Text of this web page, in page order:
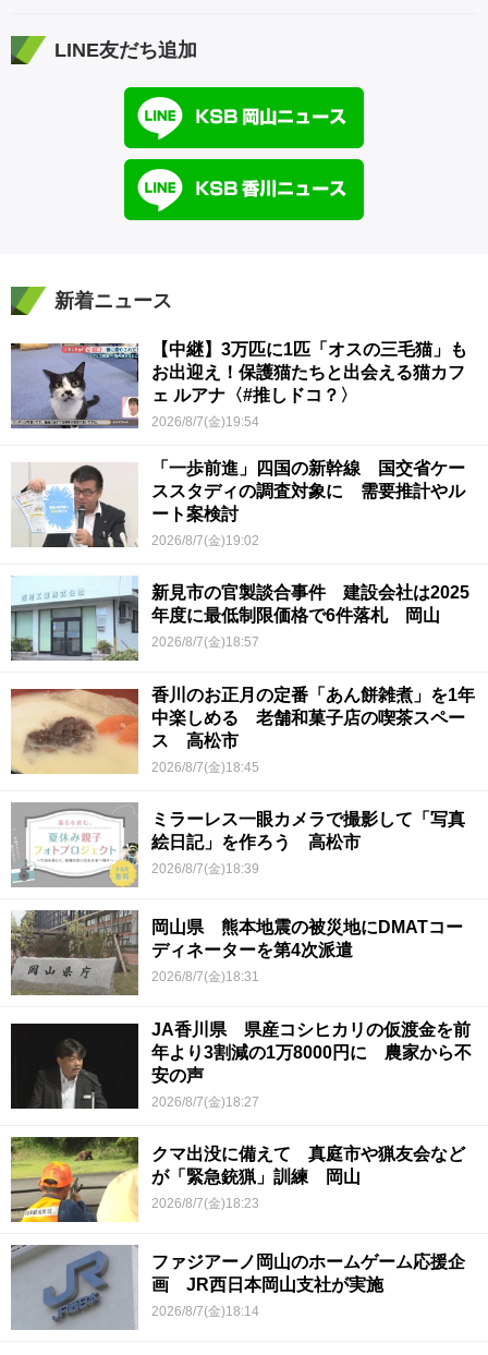
LINE友だち追加
新着ニュース
【中継】3万匹に1匹「オスの三毛猫」も
お出迎え！保護猫たちと出会える猫カフ
ェ ルアナ〈#推しドコ？〉
2026/8/7(金)19:54
「一歩前進」四国の新幹線 国交省ケー
ススタディの調査対象に 需要推計やル
ート案検討
2026/8/7(金)19:02
新見市の官製談合事件 建設会社は2025
年度に最低制限価格で6件落札 岡山
2026/8/7(金)18:57
香川のお正月の定番「あん餅雑煮」を1年
中楽しめる 老舗和菓子店の喫茶スペー
ス 高松市
2026/8/7(金)18:45
ミラーレス一眼カメラで撮影して「写真
絵日記」を作ろう 高松市
2026/8/7(金)18:39
岡山県 熊本地震の被災地にDMATコー
ディネーターを第4次派遣
2026/8/7(金)18:31
JA香川県 県産コシヒカリの仮渡金を前
年より3割減の1万8000円に 農家から不
安の声
2026/8/7(金)18:27
クマ出没に備えて 真庭市や猟友会など
が「緊急銃猟」訓練 岡山
2026/8/7(金)18:23
ファジアーノ岡山のホームゲーム応援企
画 JR西日本岡山支社が実施
2026/8/7(金)18:14